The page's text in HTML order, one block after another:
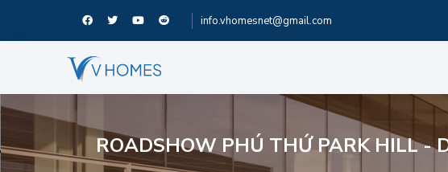
info.vhomesnet@gmail.com
ROADSHOW PHÚ THỨ PARK HILL -